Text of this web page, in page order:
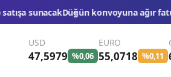
ağır fatura: 540 bin lira ceza, 6
USD
47,5979 %0,06
EURO
55,0718 %0,11